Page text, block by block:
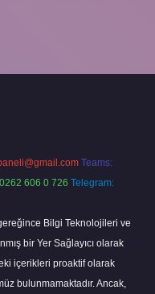
Teams:
606 0 726 Telegram:
Bilgi Teknolojileri ve
bir Yer Sağlayıcı olarak
içerikleri proaktif olarak
bulunmamaktadır. Ancak,